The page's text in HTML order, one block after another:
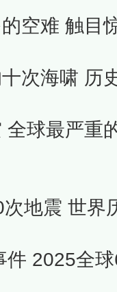
空难 触目
次海啸 历
球最严重
地震 世界
2025全